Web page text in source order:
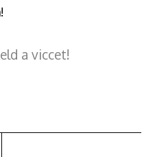
a viccet!